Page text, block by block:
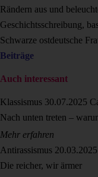
Rändern aus und
Geschichtsschreibung,
Schwarze ostdeutsche
Beiträge
Auch interessant
Klassismus 30.07.2025
Nach unten treten –
Mehr erfahren
Antirassismus 20.03.2025
Die reicher, wir ärmer